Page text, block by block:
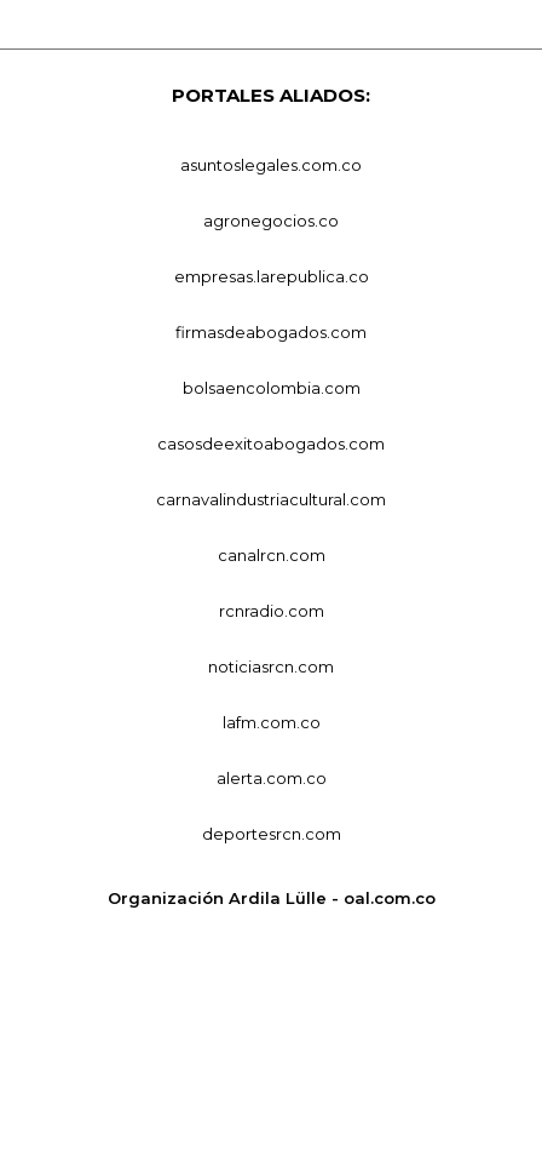
PORTALES ALIADOS:
asuntoslegales.com.co
agronegocios.co
empresas.larepublica.co
firmasdeabogados.com
bolsaencolombia.com
casosdeexitoabogados.com
carnavalindustriacultural.com
canalrcn.com
rcnradio.com
noticiasrcn.com
lafm.com.co
alerta.com.co
deportesrcn.com
Organización Ardila Lülle - oal.com.co